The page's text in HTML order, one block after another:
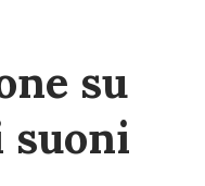
su
suoni